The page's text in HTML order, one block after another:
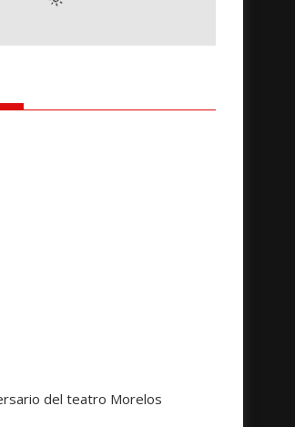
del teatro Morelos